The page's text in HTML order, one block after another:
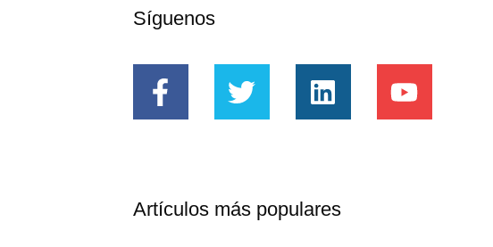
Síguenos
Artículos más populares